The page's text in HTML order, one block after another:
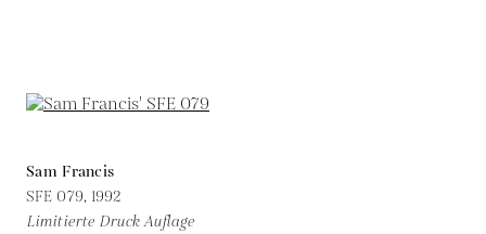
Sam Francis
SFE 079, 1992
Limitierte Druck Auflage